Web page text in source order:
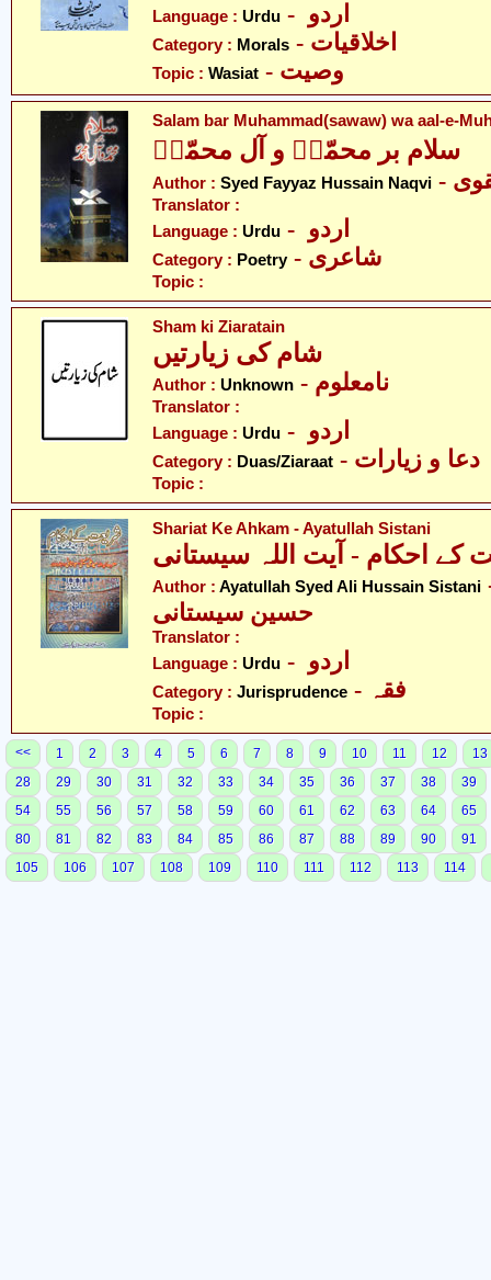
Language : Urdu
Category : Morals - اخلاقیات
Topic : Wasiat - وصیت
Salam bar Muhammad(sawaw) wa aal-e-
سلام بر محمّدؐ و آل محمّدؑ
Author : Syed Fayyaz Hussain Naqvi
Translator :
Language : Urdu
Category : Poetry - شاعری
Topic :
Sham ki Ziaratain
Author : Unknown - نامعلوم
Translator :
Language : Urdu
Category : Duas/Ziaraat - دعا و زیارات
Topic :
Shariat Ke Ahkam - Ayatullah Sistani
Author : Ayatullah Syed Ali Hussain Sistani
حسین سیستانی
Translator :
Language : Urdu
Category : Jurisprudence - فقہ
Topic :
<< 1 2 3 4 5 6 7 8 9 10 11 12
13
28
29 30 31 32 33 34 35 36 37 38
39
54
55 56 57 58 59 60 61 62 63 64
65
80
81 82 83 84 85 86 87 88 89 90
91
105
106 107 108 109 110 111 112 113 114